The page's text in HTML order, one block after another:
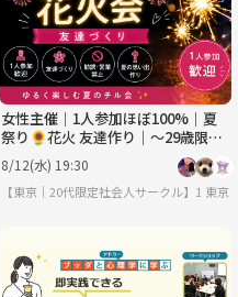
女性主催｜1人参加ほぼ100%｜夏
祭り🌻花火 友達作り｜〜29歳限
定 友達作り
8/12(水) 19:30
【東京｜20代限定社会人サークル】1人参
東京